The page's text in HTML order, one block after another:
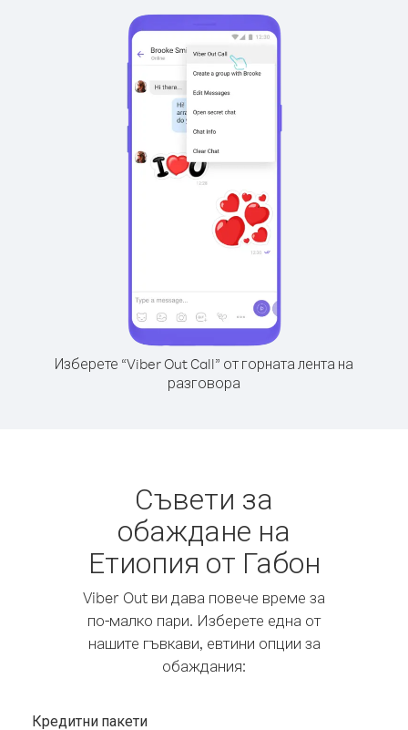
Изберете “Viber Out Call” от горната лента на
разговора
Съвети за
обаждане на
Етиопия от Габон
Viber Out ви дава повече време за
по-малко пари. Изберете една от
нашите гъвкави, евтини опции за
обаждания:
Кредитни пакети